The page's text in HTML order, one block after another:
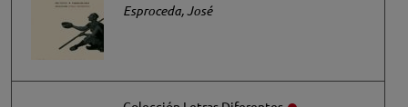
Esproceda, José